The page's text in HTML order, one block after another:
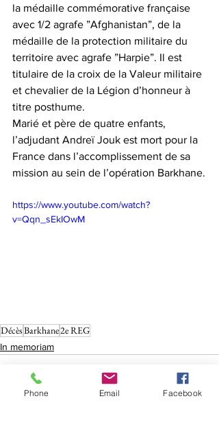
la médaille commémorative française
avec 1/2 agrafe ”Afghanistan”, de la
médaille de la protection militaire du
territoire avec agrafe ”Harpie”. Il est
titulaire de la croix de la Valeur militaire
et chevalier de la Légion d’honneur à
titre posthume.
Marié et père de quatre enfants,
l’adjudant Andreï Jouk est mort pour la
France dans l’accomplissement de sa
mission au sein de l’opération Barkhane.
https://www.youtube.com/watch?
v=Qqn_sEkIOwM
DécèsBarkhane2e REG
In memoriam
Phone Email Facebook